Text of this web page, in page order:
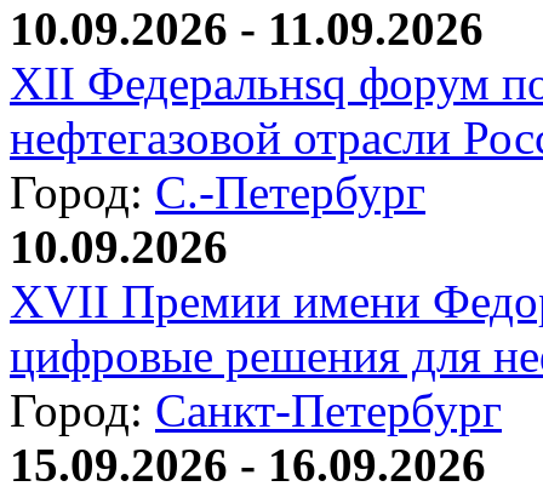
10.09.2026 - 11.09.2026
XII Федеральнsq форум
нефтегазовой отрасли
Город: С.-Петербург
10.09.2026
XVII Премии имени
цифровые решения для
Город: Санкт-Петербург
15.09.2026 - 16.09.2026